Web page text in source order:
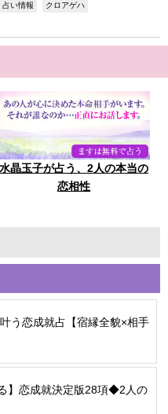
占い情報 クロアゲハ
水晶玉子が占う、2人の本当の
恋相性
う恋成就占【宿縁全貌×相手
】恋成就決定版28項◆2人の